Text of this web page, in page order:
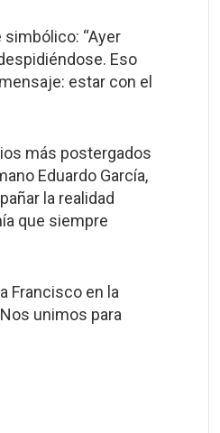
“Ayer
Eso
estar con el
más postergados
Eduardo García,
la realidad
que siempre
Francisco en la
unimos para